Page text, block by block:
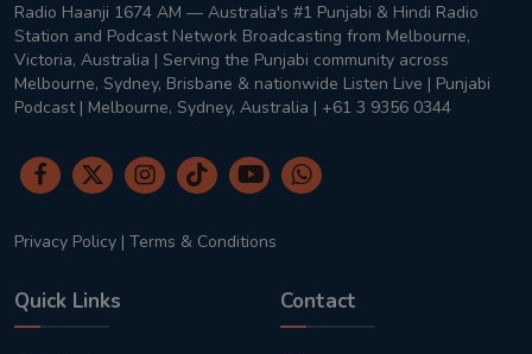
Radio Haanji 1674 AM — Australia's #1 Punjabi & Hindi Radio
Station and Podcast Network Broadcasting from Melbourne,
Victoria, Australia | Serving the Punjabi community across
Melbourne, Sydney, Brisbane & nationwide Listen Live | Punjabi
Podcast | Melbourne, Sydney, Australia | +61 3 9356 0344
Privacy Policy | Terms & Conditions
Quick Links Contact